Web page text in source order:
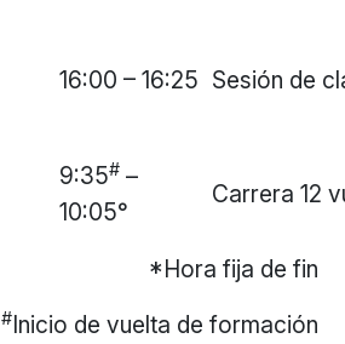
16:00 – 16:25 Sesión de
9:35# –
10:05°
Carrera 12
*Hora fija de fin
#Inicio de vuelta de formación